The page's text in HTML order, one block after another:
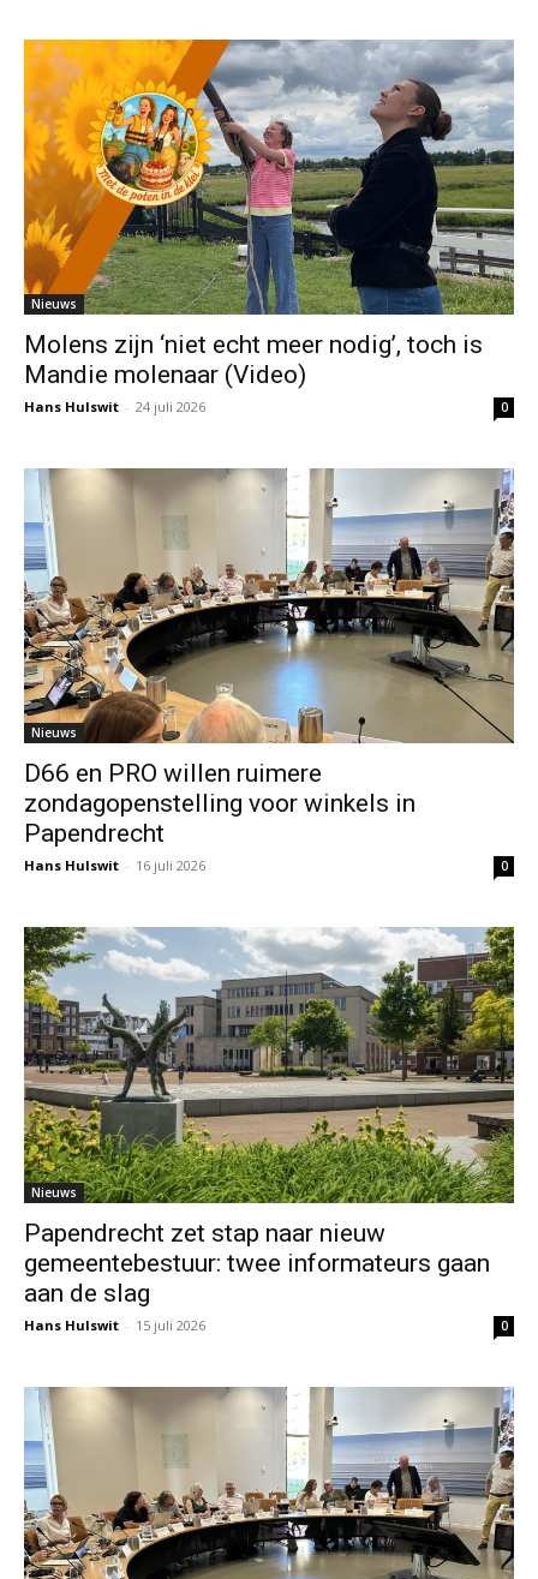
Nieuws
Molens zijn ‘niet echt meer nodig’, toch is
Mandie molenaar (Video)
Hans Hulswit - 24 juli 2026 0
Nieuws
D66 en PRO willen ruimere
zondagopenstelling voor winkels in
Papendrecht
Hans Hulswit - 16 juli 2026 0
Nieuws
Papendrecht zet stap naar nieuw
gemeentebestuur: twee informateurs gaan
aan de slag
Hans Hulswit - 15 juli 2026 0